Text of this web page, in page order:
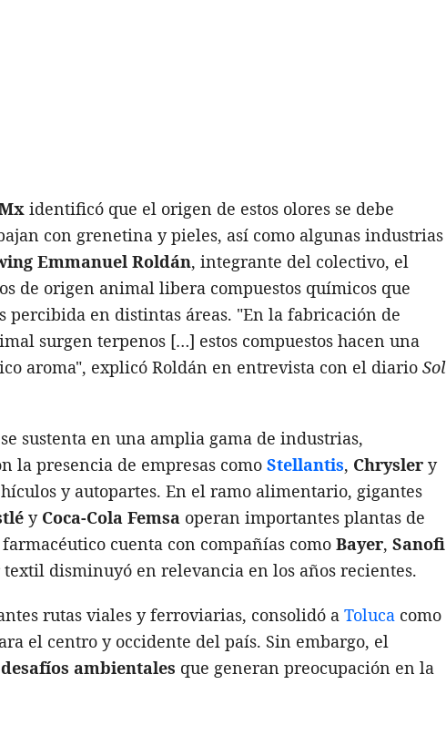
identificó que el origen de estos olores se debe
con grenetina y pieles, así como algunas industrias
Emmanuel Roldán, integrante del colectivo, el
de origen animal libera compuestos químicos que
percibida en distintas áreas. "En la fabricación de
surgen terpenos […] estos compuestos hacen una
aroma", explicó Roldán en entrevista con el diario Sol
sustenta en una amplia gama de industrias,
la presencia de empresas como Stellantis, Chrysler y
y autopartes. En el ramo alimentario, gigantes
y Coca-Cola Femsa operan importantes plantas de
cuenta con compañías como Bayer, Sanofi
disminuyó en relevancia en los años recientes.
rutas viales y ferroviarias, consolidó a Toluca como
el centro y occidente del país. Sin embargo, el
desafíos ambientales que generan preocupación en la